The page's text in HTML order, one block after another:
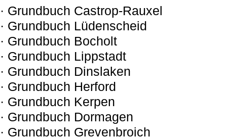
· Grundbuch Castrop-Rauxel
· Grundbuch Lüdenscheid
· Grundbuch Bocholt
· Grundbuch Lippstadt
· Grundbuch Dinslaken
· Grundbuch Herford
· Grundbuch Kerpen
· Grundbuch Dormagen
· Grundbuch Grevenbroich